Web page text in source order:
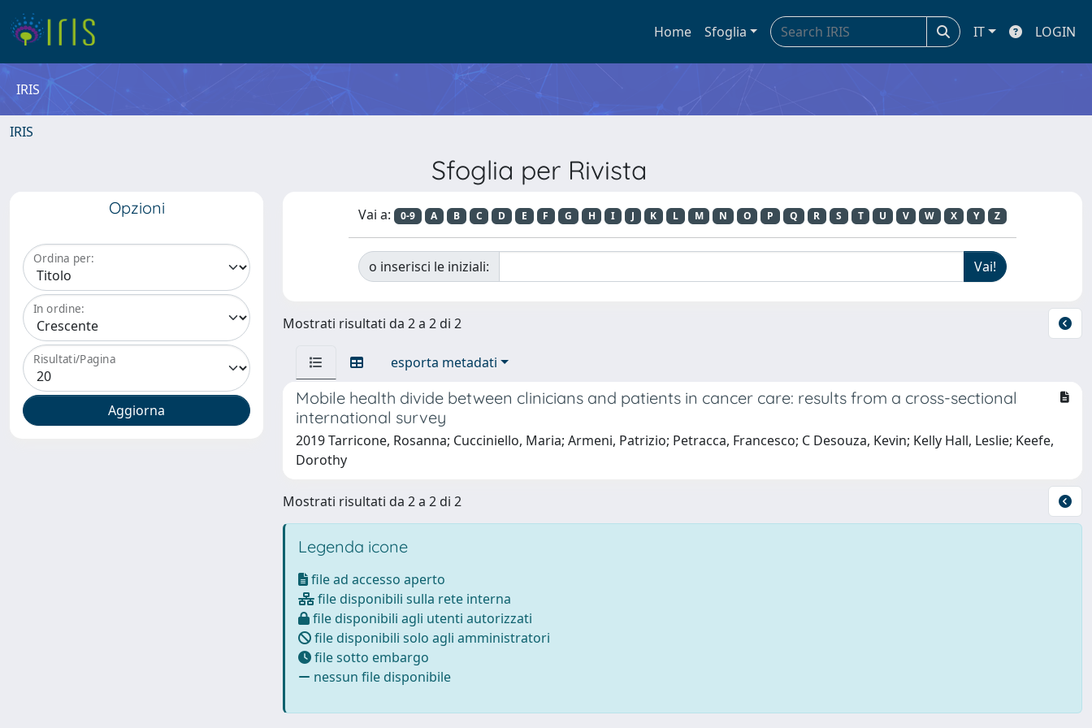
Home Sfoglia IT LOGIN
IRIS
IRIS
Sfoglia per Rivista
Opzioni
Ordina per:
In ordine:
Risultati/Pagina
Vai a: 0-9 A B C D E F G H I J K L M N O P Q R S T U V W X Y Z
o inserisci le iniziali:
Mostrati risultati da 2 a 2 di 2
esporta metadati
Mobile health divide between clinicians and patients in cancer care: results from a cross-sectional
international survey
2019 Tarricone, Rosanna; Cucciniello, Maria; Armeni, Patrizio; Petracca, Francesco; C Desouza, Kevin; Kelly Hall, Leslie; Keefe,
Dorothy
Mostrati risultati da 2 a 2 di 2
Legenda icone
file ad accesso aperto
file disponibili sulla rete interna
file disponibili agli utenti autorizzati
file disponibili solo agli amministratori
file sotto embargo
nessun file disponibile